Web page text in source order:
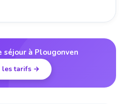
séjour à Plougonven
les tarifs →